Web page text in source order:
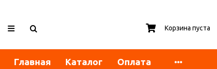
Корзина пуста
Главная Каталог Оплата